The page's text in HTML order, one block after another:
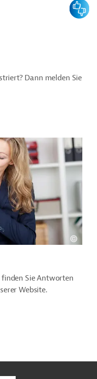
Dann melden Sie
finden Sie Antworten
Website.